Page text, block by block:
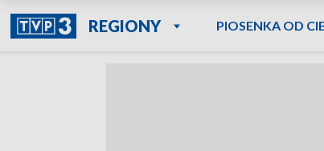
REGIONY PIOSENKA OD